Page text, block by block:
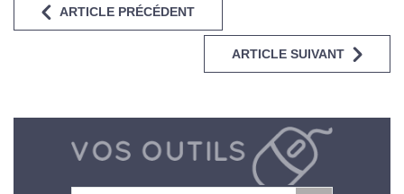
ARTICLE PRÉCÉDENT
ARTICLE SUIVANT